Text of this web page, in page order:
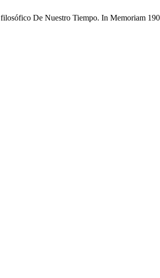
De Nuestro Tiempo. In Memoriam